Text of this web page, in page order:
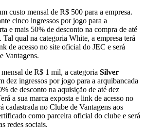
custo mensal de R$ 500 para a empresa.
cinco ingressos por jogo para a
e mais 50% de desconto na compra de até
Tal qual na categoria White, a empresa terá
de acesso no site oficial do JEC e será
Vantagens.
de R$ 1 mil, a categoria Silver
dez ingressos por jogo para a arquibancada
de desconto na aquisição de até dez
a sua marca exposta e link de acesso no
cadastrada no Clube de Vantagens aos
como parceira oficial do clube e será
redes sociais.